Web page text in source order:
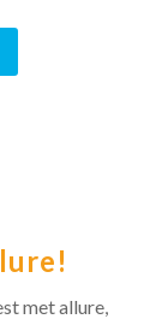
met allure,